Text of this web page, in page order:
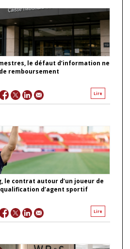
le défaut d’information ne
remboursement
Lire
le contrat autour d’un joueur de
d’agent sportif
Lire